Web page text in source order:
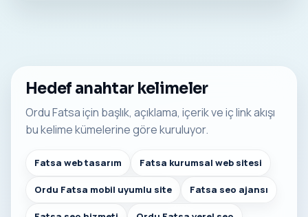
Hedef anahtar kelimeler
Ordu Fatsa için başlık, açıklama, içerik ve iç link akışı
bu kelime kümelerine göre kuruluyor.
Fatsa web tasarım Fatsa kurumsal web sitesi
Ordu Fatsa mobil uyumlu site Fatsa seo ajansı